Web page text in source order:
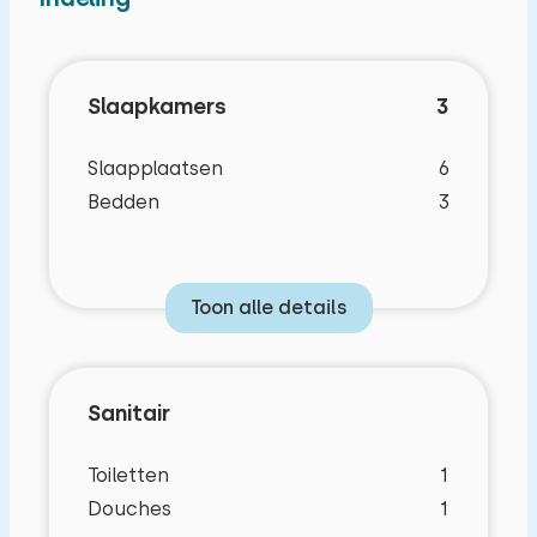
geparkeerd.
Slaapkamers 3
Slaapplaatsen
6
Bedden
3
Toon alle details
Sanitair
Toiletten
1
Douches
1